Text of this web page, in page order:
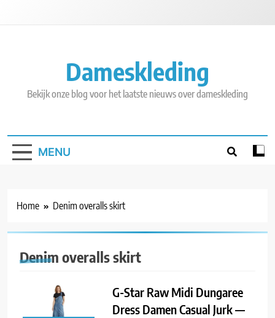
Dameskleding
Bekijk onze blog voor het laatste nieuws over dameskleding
MENU
Home Denim overalls skirt
Denim overalls skirt
G-Star Raw Midi Dungaree
Dress Damen Casual Jurk —